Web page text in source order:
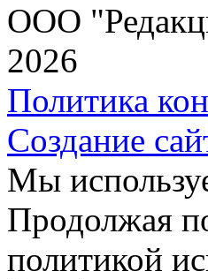
ООО
2026
Политика
Создание
Мы
Продолжая
политикой